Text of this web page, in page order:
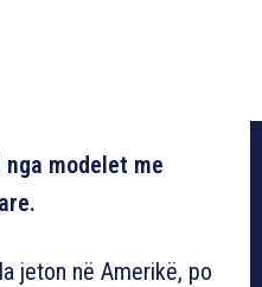
modelet me
jeton në Amerikë, po